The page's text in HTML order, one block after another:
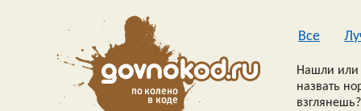
Все
Нашли или
назвать